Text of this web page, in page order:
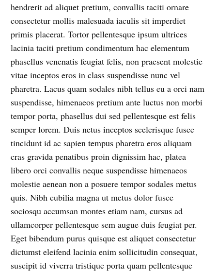
hendrerit ad aliquet pretium, convallis taciti ornare
consectetur mollis malesuada iaculis sit imperdiet
primis placerat. Tortor pellentesque ipsum ultrices
lacinia taciti pretium condimentum hac elementum
phasellus venenatis feugiat felis, non praesent molestie
vitae inceptos eros in class suspendisse nunc vel
pharetra. Lacus quam sodales nibh tellus eu a orci nam
suspendisse, himenaeos pretium ante luctus non morbi
tempor porta, phasellus dui sed pellentesque est felis
semper lorem. Duis netus inceptos scelerisque fusce
tincidunt id ac sapien tempus pharetra eros aliquam
cras gravida penatibus proin dignissim hac, platea
libero orci convallis neque suspendisse himenaeos
molestie aenean non a posuere tempor sodales metus
quis. Nibh cubilia magna ut metus dolor fusce
sociosqu accumsan montes etiam nam, cursus ad
ullamcorper pellentesque sem augue duis feugiat per.
Eget bibendum purus quisque est aliquet consectetur
dictumst eleifend lacinia enim sollicitudin consequat,
suscipit id viverra tristique porta quam pellentesque